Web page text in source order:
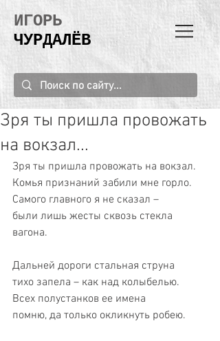
ИГОРЬ
ЧУРДАЛЁВ
Зря ты пришла провожать
на вокзал...
Зря ты пришла провожать на вокзал.
Комья признаний забили мне горло.
Самого главного я не сказал –
были лишь жесты сквозь стекла
вагона.
Дальней дороги стальная струна
тихо запела – как над колыбелью.
Всех полустанков ее имена
помню, да только окликнуть робею.